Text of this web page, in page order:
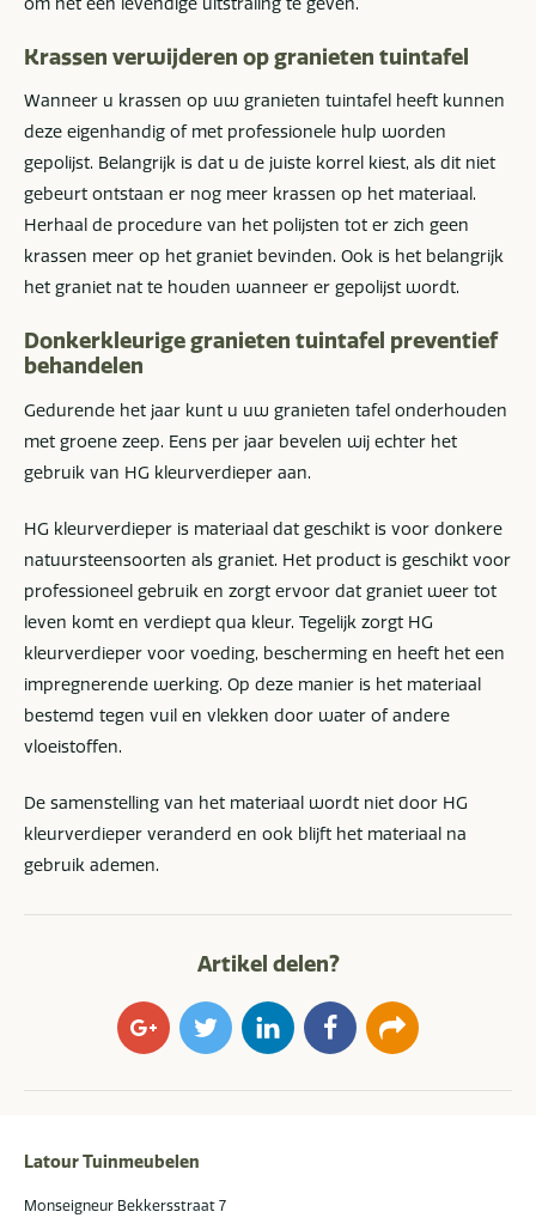
Krassen verwijderen op granieten tuintafel
Wanneer u krassen op uw granieten tuintafel heeft kunnen
deze eigenhandig of met professionele hulp worden
gepolijst. Belangrijk is dat u de juiste korrel kiest, als dit niet
gebeurt ontstaan er nog meer krassen op het materiaal.
Herhaal de procedure van het polijsten tot er zich geen
krassen meer op het graniet bevinden. Ook is het belangrijk
het graniet nat te houden wanneer er gepolijst wordt.
Donkerkleurige granieten tuintafel preventief
behandelen
Gedurende het jaar kunt u uw granieten tafel onderhouden
met groene zeep. Eens per jaar bevelen wij echter het
gebruik van HG kleurverdieper aan.
HG kleurverdieper is materiaal dat geschikt is voor donkere
natuursteensoorten als graniet. Het product is geschikt voor
professioneel gebruik en zorgt ervoor dat graniet weer tot
leven komt en verdiept qua kleur. Tegelijk zorgt HG
kleurverdieper voor voeding, bescherming en heeft het een
impregnerende werking. Op deze manier is het materiaal
bestemd tegen vuil en vlekken door water of andere
vloeistoffen.
De samenstelling van het materiaal wordt niet door HG
kleurverdieper veranderd en ook blijft het materiaal na
gebruik ademen.
Artikel delen?
Google+TwitterLinkedInFacebook E-
Latour Tuinmeubelen
Monseigneur Bekkersstraat 7